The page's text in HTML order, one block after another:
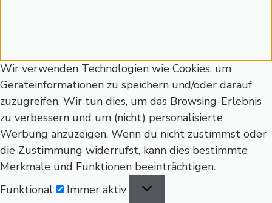
Wir verwenden Technologien wie Cookies, um
Geräteinformationen zu speichern und/oder darauf
zuzugreifen. Wir tun dies, um das Browsing-Erlebnis
zu verbessern und um (nicht) personalisierte
Werbung anzuzeigen. Wenn du nicht zustimmst oder
die Zustimmung widerrufst, kann dies bestimmte
Merkmale und Funktionen beeinträchtigen.
Funktional
Funktional
Immer aktiv